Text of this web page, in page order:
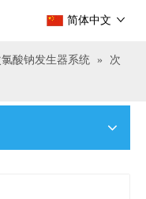
简体中文
氯酸钠发生器系统 »
次